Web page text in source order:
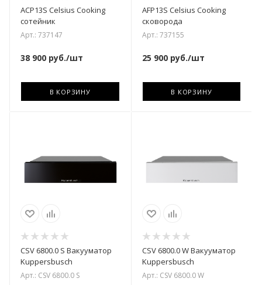
ACP13S Celsius Cooking
сотейник
Арт.: 737147
38 900 руб./шт
В КОРЗИНУ
AFP13S Celsius Cooking
сковорода
Арт.: 737155
25 900руб./шт
В КОРЗИНУ
CSV 6800.0 S Вакууматор
Kuppersbusch
Арт.: CSV 6800.0 S
CSV 6800.0 W Вакууматор
Kuppersbusch
Арт.: CSV 6800.0 W